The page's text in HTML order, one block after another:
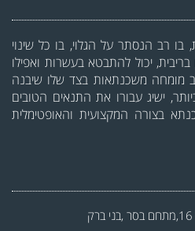
רב הנסתר על הגלוי, בו כל שינוי
יכול להתבטא בעשרות ואפילו
מומחה משכנתאות בצד שלו שיבנה
ישיג עבורו את התנאים הטובים
בצורה המקצועית והאופטימלית